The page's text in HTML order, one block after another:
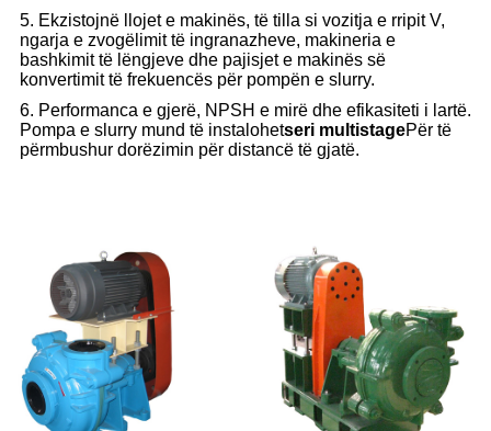
5. Ekzistojnë llojet e makinës, të tilla si vozitja e rripit V,
ngarja e zvogëlimit të ingranazheve, makineria e
bashkimit të lëngjeve dhe pajisjet e makinës së
konvertimit të frekuencës për pompën e slurry.
6. Performanca e gjerë, NPSH e mirë dhe efikasiteti i lartë.
Pompa e slurry mund të instalohetseri multistagePër të
përmbushur dorëzimin për distancë të gjatë.